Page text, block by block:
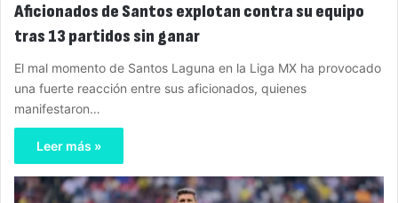
Aficionados de Santos explotan contra su equipo
tras 13 partidos sin ganar
El mal momento de Santos Laguna en la Liga MX ha provocado
una fuerte reacción entre sus aficionados, quienes
manifestaron…
Leer más »